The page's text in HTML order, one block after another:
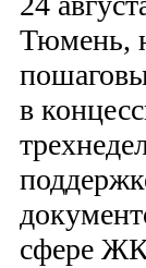
Тюмень,
в
сфере